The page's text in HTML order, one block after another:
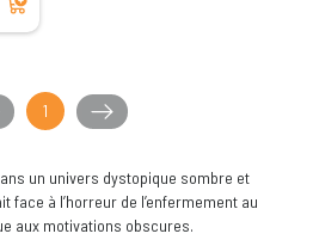
1
un univers dystopique sombre et
face à l’horreur de l’enfermement au
aux motivations obscures.